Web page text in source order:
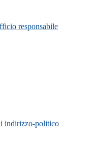
responsabile
indirizzo-politico